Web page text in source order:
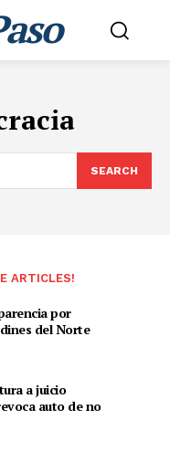
SEARCH
ARTICLES!
por
del Norte
a juicio
auto de no